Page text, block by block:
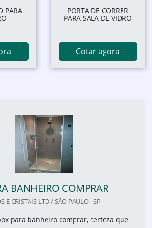
PARA
PORTA DE CORRER
PARA SALA DE VIDRO
Cotar agora
BANHEIRO COMPRAR
E CRISTAIS LTD / SÃO PAULO - SP
para banheiro comprar, certeza que